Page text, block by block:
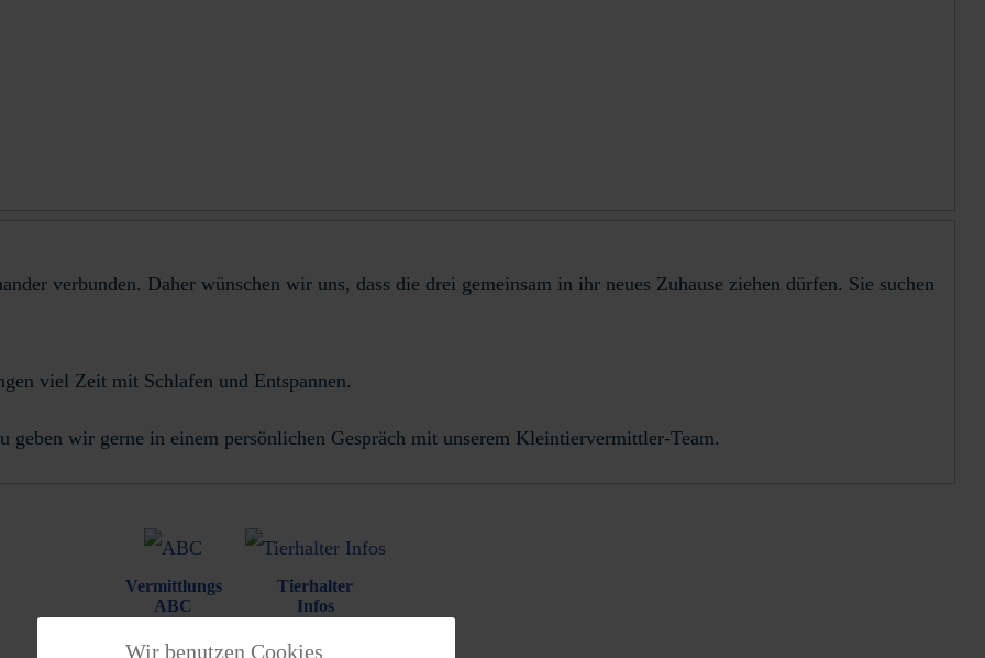
verbunden. Daher wünschen wir uns, dass die drei gemeinsam in ihr neues Zuhause ziehen dürfen. Sie suchen
viel Zeit mit Schlafen und Entspannen.
geben wir gerne in einem persönlichen Gespräch mit unserem Kleintiervermittler-Team.
Vermittlungs
ABC
Tierhalter
Infos
Wir benutzen Cookies